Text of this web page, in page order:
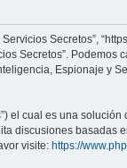
Secretos”,
Secretos”. Podemos
Espionaje y
el cual es una
discusiones basadas
visite: https://